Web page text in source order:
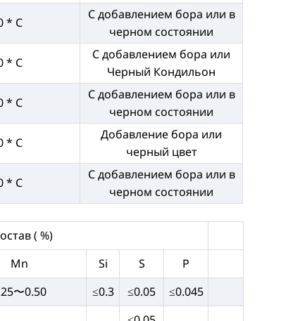
* C
С добавлением бора или в
черном состоянии
* C
С добавлением бора или
Черный Кондильон
* C
С добавлением бора или в
черном состоянии
* C
Добавление бора или
черный цвет
* C
С добавлением бора или в
черном состоянии
( %)
Mn Si S
P
〜0.50 ≤0.3 ≤0.05
≤0.045